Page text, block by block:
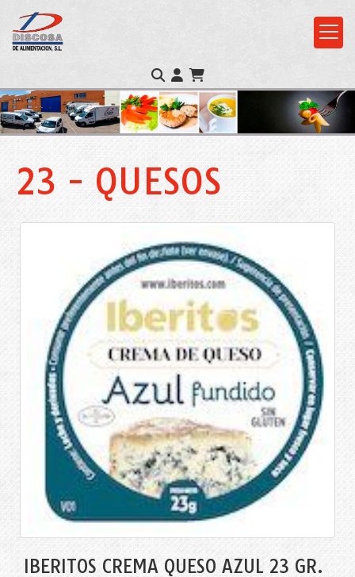
23 - QUESOS
IBERITOS CREMA QUESO AZUL 23 GR.